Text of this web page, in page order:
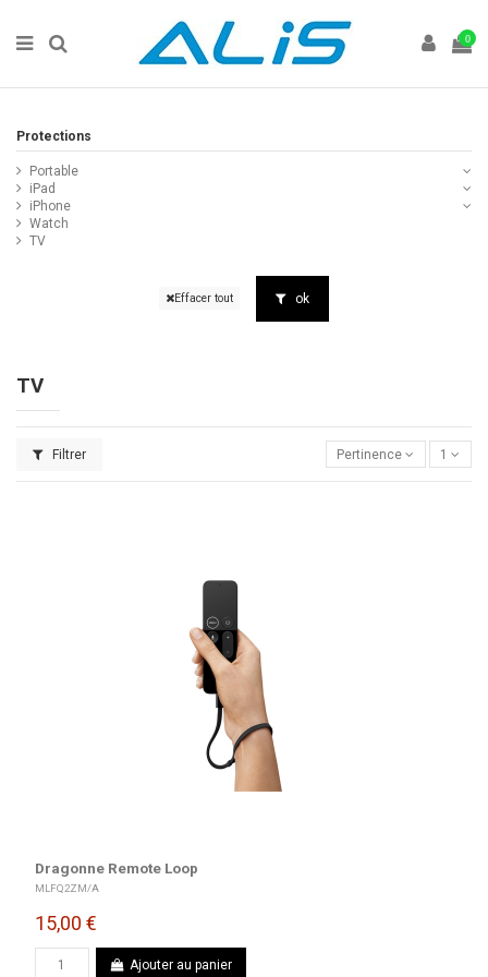
0
TV
Filtrer Pertinence 1
Dragonne Remote Loop
MLFQ2ZM/A
15,00 €
Ajouter au panier
Protections
Portable
iPad
iPhone
Watch
TV
Effacer tout ok